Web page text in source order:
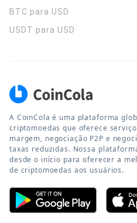
BTC para USD
USDT para USD
A CoinCola é uma plataforma
criptomoedas que oferece
margem, negociação P2P e
taxas reduzidas. Nossa
desde o início para oferecer a
de criptomoedas aos usuários.